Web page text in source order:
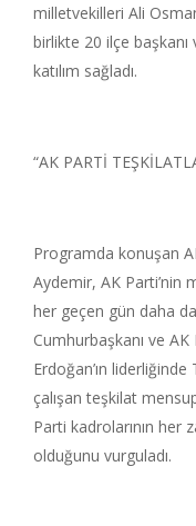
milletvekilleri Ali
birlikte 20 ilçe
katılım sağladı.
“AK PARTİ
Programda konuşan
Aydemir, AK Parti’nin
her geçen gün daha
Cumhurbaşkanı ve
Erdoğan’ın
çalışan teşkilat
Parti kadrolarının her
olduğunu vurguladı.